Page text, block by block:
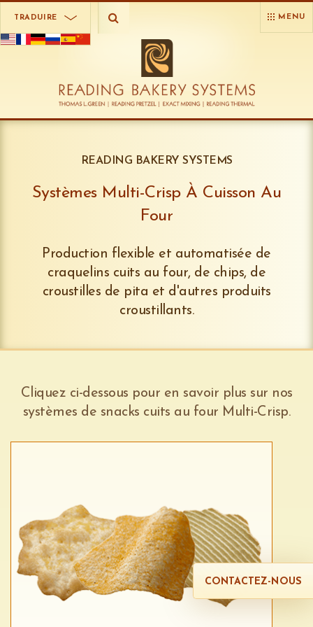
TRADUIRE MENU
READING BAKERY SYSTEMS
Systèmes Multi-Crisp À Cuisson Au
Four
Production flexible et automatisée de
craquelins cuits au four, de chips, de
croustilles de pita et d'autres produits
croustillants.
Cliquez ci-dessous pour en savoir plus sur nos
systèmes de snacks cuits au four Multi-Crisp.
CONTACTEZ-NOUS